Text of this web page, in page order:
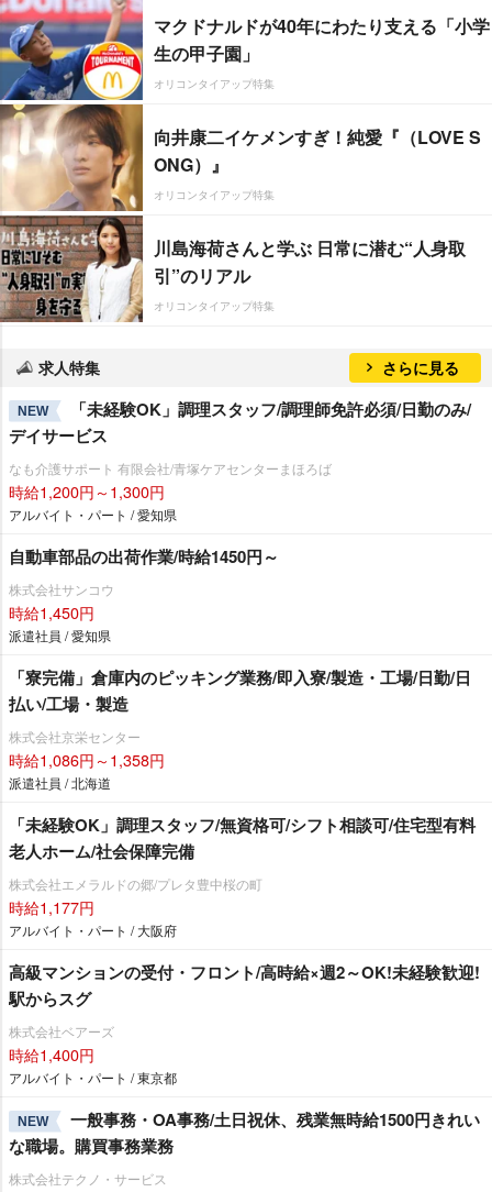
マクドナルドが40年にわたり支える「小学
生の甲子園」
オリコンタイアップ特集
向井康二イケメンすぎ！純愛『（LOVE S
ONG）』
オリコンタイアップ特集
川島海荷さんと学ぶ 日常に潜む“人身取
引”のリアル
オリコンタイアップ特集
求人特集 さらに見る
NEW
「未経験OK」調理スタッフ/調理師免許必須/日勤のみ/
デイサービス
なも介護サポート 有限会社/青塚ケアセンターまほろば
時給1,200円～1,300円
アルバイト・パート / 愛知県
自動車部品の出荷作業/時給1450円～
株式会社サンコウ
時給1,450円
派遣社員 / 愛知県
「寮完備」倉庫内のピッキング業務/即入寮/製造・工場/日勤/日
払い/工場・製造
株式会社京栄センター
時給1,086円～1,358円
派遣社員 / 北海道
「未経験OK」調理スタッフ/無資格可/シフト相談可/住宅型有料
老人ホーム/社会保障完備
株式会社エメラルドの郷/プレタ豊中桜の町
時給1,177円
アルバイト・パート / 大阪府
高級マンションの受付・フロント/高時給×週2～OK!未経験歓迎!
駅からスグ
株式会社ベアーズ
時給1,400円
アルバイト・パート / 東京都
NEW
一般事務・OA事務/土日祝休、残業無時給1500円きれい
な職場。購買事務業務
株式会社テクノ・サービス